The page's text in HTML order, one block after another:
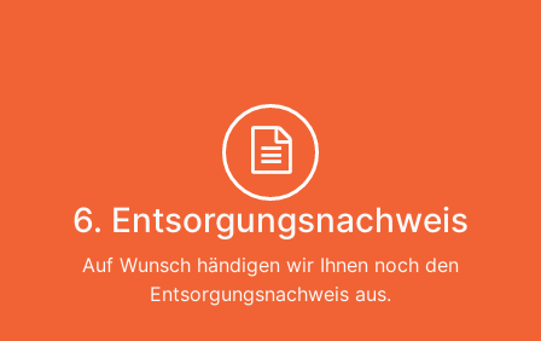
6. Entsorgungsnachweis
Auf Wunsch händigen wir Ihnen noch den
Entsorgungsnachweis aus.​